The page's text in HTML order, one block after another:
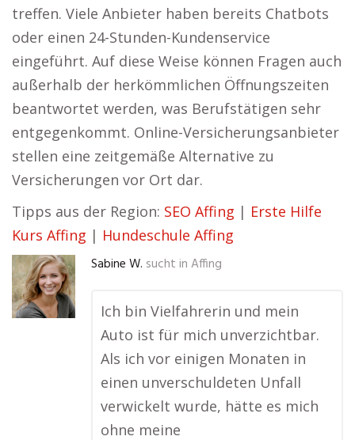
treffen. Viele Anbieter haben bereits Chatbots
oder einen 24-Stunden-Kundenservice
eingeführt. Auf diese Weise können Fragen auch
außerhalb der herkömmlichen Öffnungszeiten
beantwortet werden, was Berufstätigen sehr
entgegenkommt. Online-Versicherungsanbieter
stellen eine zeitgemäße Alternative zu
Versicherungen vor Ort dar.
Tipps aus der Region: SEO Affing | Erste Hilfe
Kurs Affing | Hundeschule Affing
Sabine W. sucht in Affing
Ich bin Vielfahrerin und mein
Auto ist für mich unverzichtbar.
Als ich vor einigen Monaten in
einen unverschuldeten Unfall
verwickelt wurde, hätte es mich
ohne meine